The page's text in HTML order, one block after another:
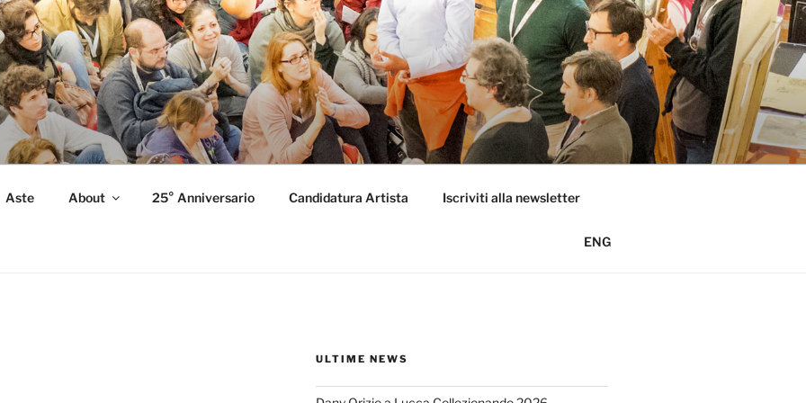
Aste About 25° Anniversario Candidatura Artista Iscriviti alla newsletter
ENG
ULTIME NEWS